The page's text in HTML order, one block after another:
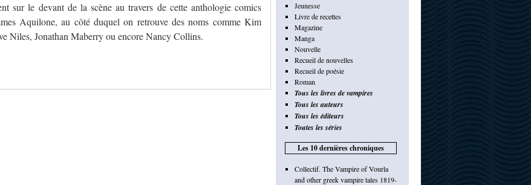
sur le devant de la scène au travers de cette anthologie comics
Aquilone, au côté duquel on retrouve des noms comme Kim
Niles, Jonathan Maberry ou encore Nancy Collins.
Jeunesse
Livre de recettes
Magazine
Manga
Nouvelle
Recueil de nouvelles
Recueil de poésie
Roman
Tous les livres de vampires
Tous les auteurs
Tous les éditeurs
Toutes les séries
Les 10 dernières chroniques
Collectif. The Vampire of Vourla
and other greek vampire tales 1819-